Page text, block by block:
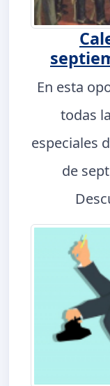
En esta
todas
especiales
de